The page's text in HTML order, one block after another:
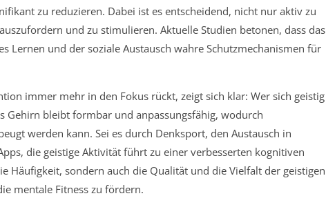
zu reduzieren. Dabei ist es entscheidend, nicht nur aktiv zu
und zu stimulieren. Aktuelle Studien betonen, dass das
Lernen und der soziale Austausch wahre Schutzmechanismen für
immer mehr in den Fokus rückt, zeigt sich klar: Wer sich geistig
Gehirn bleibt formbar und anpassungsfähig, wodurch
werden kann. Sei es durch Denksport, den Austausch in
die geistige Aktivität führt zu einer verbesserten kognitiven
Häufigkeit, sondern auch die Qualität und die Vielfalt der geistigen
mentale Fitness zu fördern.